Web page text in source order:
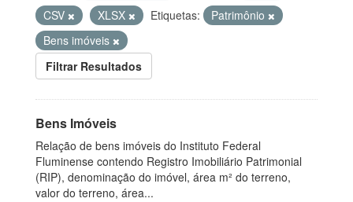
CSV
XLSX Etiquetas:
Patrimônio
Bens imóveis
Filtrar Resultados
Bens Imóveis
Relação de bens imóveis do Instituto Federal
Fluminense contendo Registro Imobiliário Patrimonial
(RIP), denominação do imóvel, área m² do terreno,
valor do terreno, área...